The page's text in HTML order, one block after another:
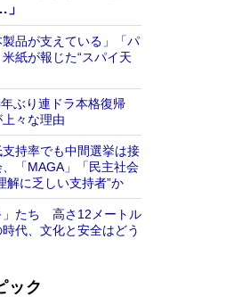
製品が支えている」「パ
紙が報じた“スパイ天
年ぶり連ドラ本格復帰
々な理由
持率でも中間選挙は接
「MAGA」「民主社会
解に乏しい支持者”か
」たち 高さ12メートル
代、文化と安全はどう
ック